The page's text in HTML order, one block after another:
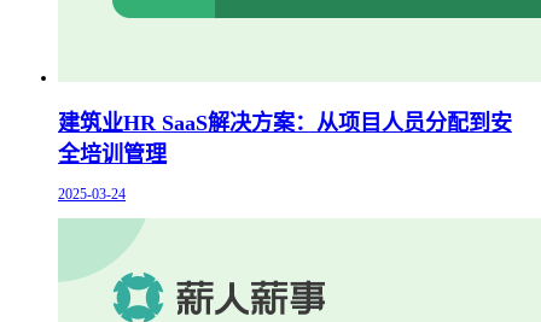
建筑业HR SaaS解决方案：从项目人员分配到安
全培训管理
2025-03-24